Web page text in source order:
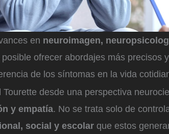
en neuroimagen,
ofrecer abordajes más precisos
de los síntomas en la vida
Tourette desde una perspectiva
y empatía. No se trata solo de
social y escolar que estos